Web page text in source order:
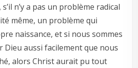
n’y a pas un problème radical
même, un problème qui
naissance, et si nous sommes
Dieu aussi facilement que nous
alors Christ aurait pu tout